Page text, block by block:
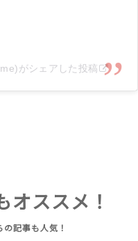
がシェアした投稿
オススメ！